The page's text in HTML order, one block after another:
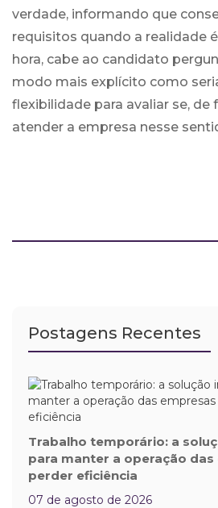
verdade, informando que
requisitos quando a realidade
hora, cabe ao candidato
modo mais explícito como
flexibilidade para avaliar se, de
atender a empresa nesse
Postagens Recentes
Trabalho temporário: a
para manter a operação
perder eficiência
07 de agosto de 2026